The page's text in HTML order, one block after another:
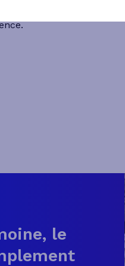
le